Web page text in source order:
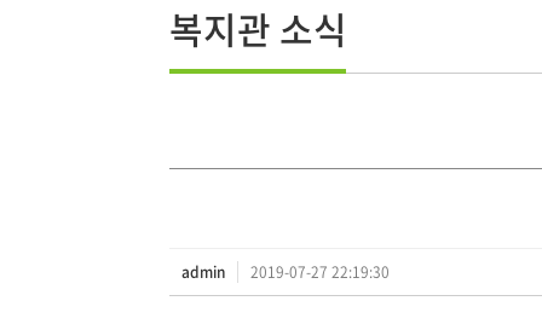
복지관 소식
admin 2019-07-27 22:19:30